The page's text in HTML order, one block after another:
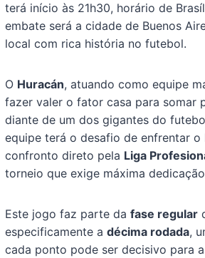
terá início às 21h30, horário de
embate será a cidade de Buenos
local com rica história no futebol.
O Huracán, atuando como equipe
fazer valer o fator casa para somar
diante de um dos gigantes do
equipe terá o desafio de enfrentar o
confronto direto pela Liga
torneio que exige máxima
Este jogo faz parte dafase regular
especificamente adécima rodada,
cada ponto pode ser decisivo para